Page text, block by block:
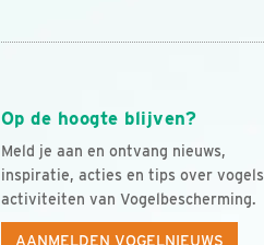
Op de hoogte blijven?
Meld je aan en ontvang nieuws,
inspiratie, acties en tips over
activiteiten van Vogelbescherming.
AANMELDEN VOGELNIEUWS